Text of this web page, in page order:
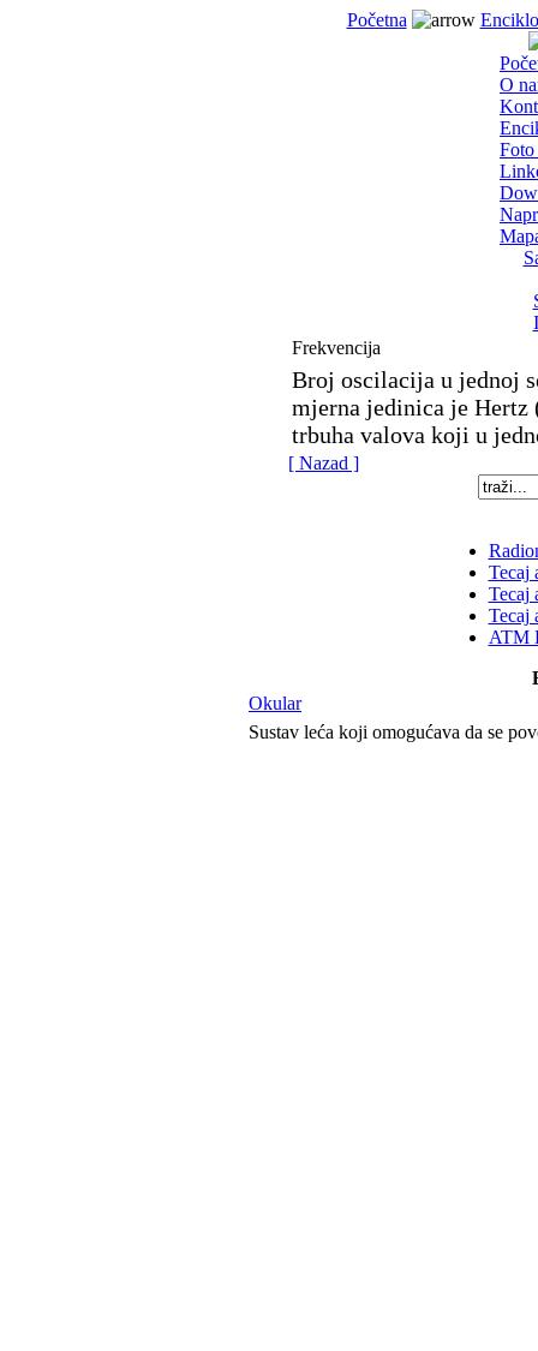
Početna
O
Foto
Frekvencija
Broj oscilacija u jednoj
mjerna jedinica je
trbuha valova koji u
[ Nazad ]
Tecaj
Tecaj
Tecaj
ATM
Okular
Sustav leća koji omogućava da se